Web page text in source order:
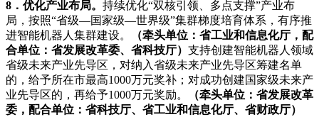
8．优化产业布局。 持续优化“双核引领、多点支撑”产业布
局，按照“省级—国家级—世界级”集群梯度培育体系，有序推
进智能机器人集群建设。
（牵头单位：省工业和信息化厅，配
合单位：省发展改革委、省科技厅） 支持创建智能机器人领域
省级未来产业先导区，对纳入省级未来产业先导区筹建名单
的，给予所在市最高1000万元奖补；对成功创建国家级未来产
业先导区的，再给予1000万元奖励。
（牵头单位：省发展改革
委，配合单位：省科技厅、省工业和信息化厅、省财政厅）